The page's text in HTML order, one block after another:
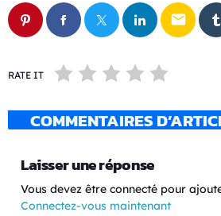
email
RATE IT
COMMENTAIRES
Laisser une réponse
Vous devez être connecté pour
Connectez-vous maintenant